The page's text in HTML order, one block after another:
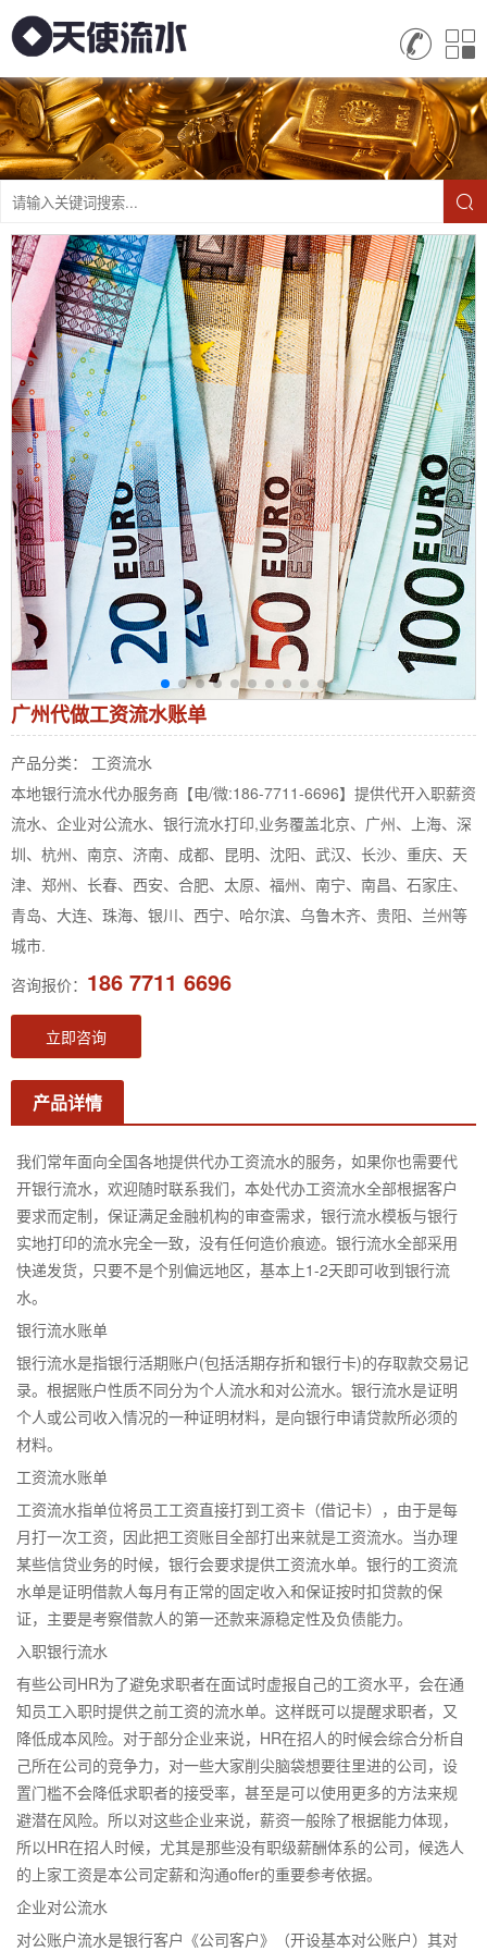
广州代做工资流水账单
产品分类： 工资流水
本地银行流水代办服务商【电/微:186-7711-6696】提供代开入职薪资
流水、企业对公流水、银行流水打印,业务覆盖北京、广州、上海、深
圳、杭州、南京、济南、成都、昆明、沈阳、武汉、长沙、重庆、天
津、郑州、长春、西安、合肥、太原、福州、南宁、南昌、石家庄、
青岛、大连、珠海、银川、西宁、哈尔滨、乌鲁木齐、贵阳、兰州等
城市.
咨询报价： 186 7711 6696
立即咨询
产品详情
我们常年面向全国各地提供代办工资流水的服务，如果你也需要代
开银行流水，欢迎随时联系我们，本处代办工资流水全部根据客户
要求而定制，保证满足金融机构的审查需求，银行流水模板与银行
实地打印的流水完全一致，没有任何造价痕迹。银行流水全部采用
快递发货，只要不是个别偏远地区，基本上1-2天即可收到银行流
水。
银行流水账单
银行流水是指银行活期账户(包括活期存折和银行卡)的存取款交易记
录。根据账户性质不同分为个人流水和对公流水。银行流水是证明
个人或公司收入情况的一种证明材料，是向银行申请贷款所必须的
材料。
工资流水账单
工资流水指单位将员工工资直接打到工资卡（借记卡），由于是每
月打一次工资，因此把工资账目全部打出来就是工资流水。当办理
某些信贷业务的时候，银行会要求提供工资流水单。银行的工资流
水单是证明借款人每月有正常的固定收入和保证按时扣贷款的保
证，主要是考察借款人的第一还款来源稳定性及负债能力。
入职银行流水
有些公司HR为了避免求职者在面试时虚报自己的工资水平，会在通
知员工入职时提供之前工资的流水单。这样既可以提醒求职者，又
降低成本风险。对于部分企业来说，HR在招人的时候会综合分析自
己所在公司的竞争力，对一些大家削尖脑袋想要往里进的公司，设
置门槛不会降低求职者的接受率，甚至是可以使用更多的方法来规
避潜在风险。所以对这些企业来说，薪资一般除了根据能力体现，
所以HR在招人时候，尤其是那些没有职级薪酬体系的公司，候选人
的上家工资是本公司定薪和沟通offer的重要参考依据。
企业对公流水
对公账户流水是银行客户《公司客户》（开设基本对公账户）其对